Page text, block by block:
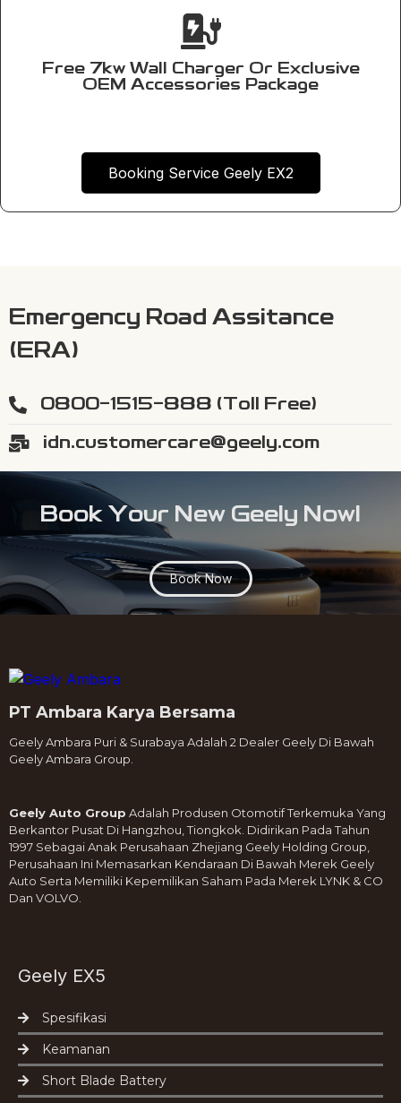
Free 7kw Wall Charger Or Exclusive
OEM Accessories Package
Booking Service Geely EX2
Emergency Road Assitance
(ERA)
0800-1515-888 (Toll Free)
idn.customercare@geely.com
Book Your New Geely Now!
Book Now
PT Ambara Karya Bersama
Geely Ambara Puri & Surabaya Adalah 2 Dealer Geely Di Bawah
Geely Ambara Group.
Geely Auto Group Adalah Produsen Otomotif Terkemuka Yang
Berkantor Pusat Di Hangzhou, Tiongkok. Didirikan Pada Tahun
1997 Sebagai Anak Perusahaan Zhejiang Geely Holding Group,
Perusahaan Ini Memasarkan Kendaraan Di Bawah Merek Geely
Auto Serta Memiliki Kepemilikan Saham Pada Merek LYNK & CO
Dan VOLVO.
Geely EX5
Spesifikasi
Keamanan
Short Blade Battery